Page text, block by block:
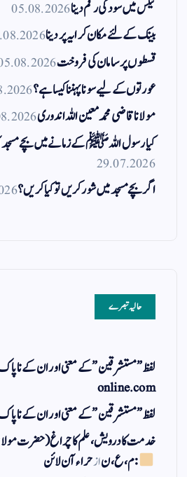
ٹیکس میں سود کی رقم دینا05.08.2026
بینک کے لئے مکان کرایہ پر دینا
قسطوں پر سامان کی فروخت
عورتوں کے لیے سونا پہننا کیسا ہے؟
مولانا قاضی محمد معین اللہ اندوری
کیا رسول اللہ ﷺ کے زمانے میں بچے
29.07.2026
اگر بچے مسجد میں شور کریں تو کیا کریں؟
حالیہ تبصرے
لفظ ” مستشرقین ” کے معنی اور ان کے نا
online.com
لفظ ” مستشرقین ” کے معنی اور ان کے نا
خدمت کا درویش، علم کا چراغ(حضرت
: م ، ع ، نازحراء آن لائن